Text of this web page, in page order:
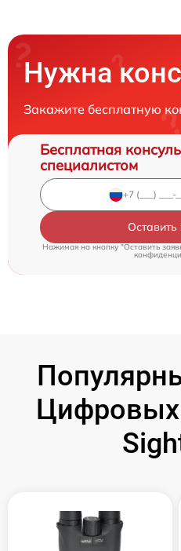
Нужна
Закажите бесплатную
Бесплатная
специалистом
Оставить
Нажимая на кнопку "Оставить
Цифровых